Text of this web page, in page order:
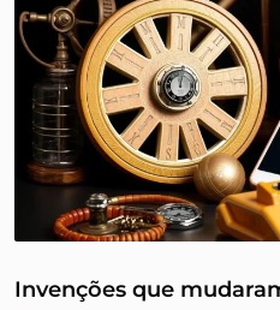
Invenções que